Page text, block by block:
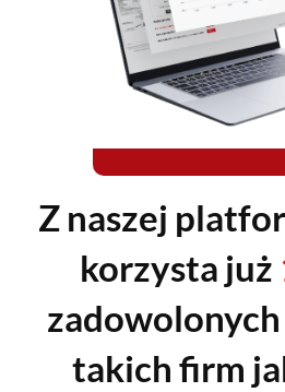
Z naszej
korzysta już
takich firm